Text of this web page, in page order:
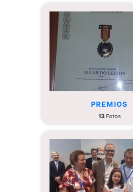
PREMIOS
13Fotos